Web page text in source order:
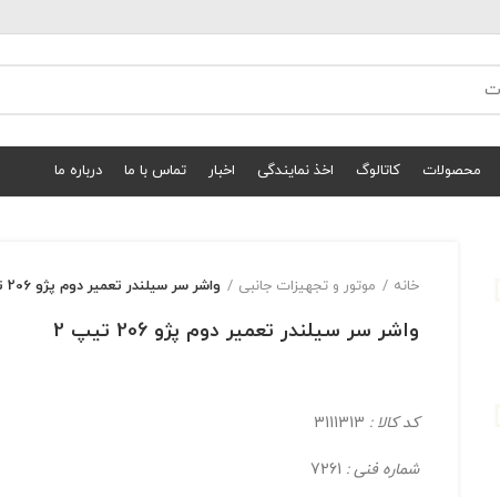
محصولات کاتالوگ اخذ نمایندگی اخبار تماس با ما درباره ما
خانه موتور و تجهیزات جانبی واشر سر سیلندر تعمیر دوم پژو 206 تیپ 2
واشر سر سیلندر تعمیر دوم پژو 206 تیپ 2
کد کالا :
شماره فنی :